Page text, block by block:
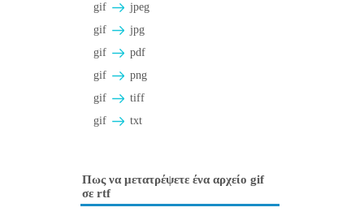
gif
jpeg
gif
jpg
gif
pdf
gif
png
gif
tiff
gif
txt
Πως να μετατρέψετε ένα αρχείο gif
σε rtf